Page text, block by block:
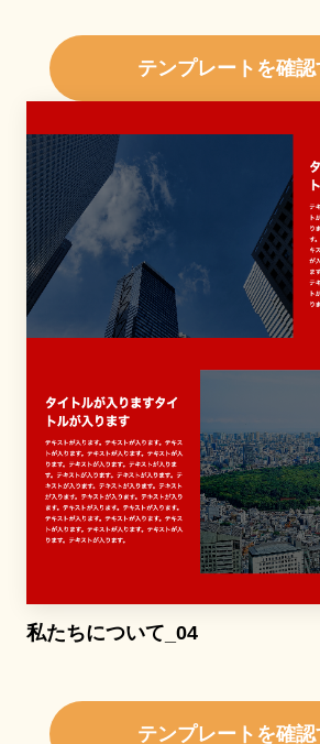
テンプレートを確認
私たちについて_04
テンプレートを確認